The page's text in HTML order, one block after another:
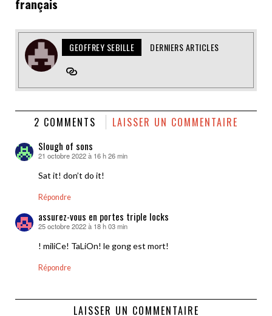
français
GEOFFREY SEBILLE DERNIERS ARTICLES
2 COMMENTS LAISSER UN COMMENTAIRE
Slough of sons
dit :
21 octobre 2022 à 16 h 26 min
Sat it! don’t do it!
Répondre
assurez-vous en portes triple locks
dit :
25 octobre 2022 à 18 h 03 min
! miliCe! TaLiOn! le gong est mort!
Répondre
LAISSER UN COMMENTAIRE